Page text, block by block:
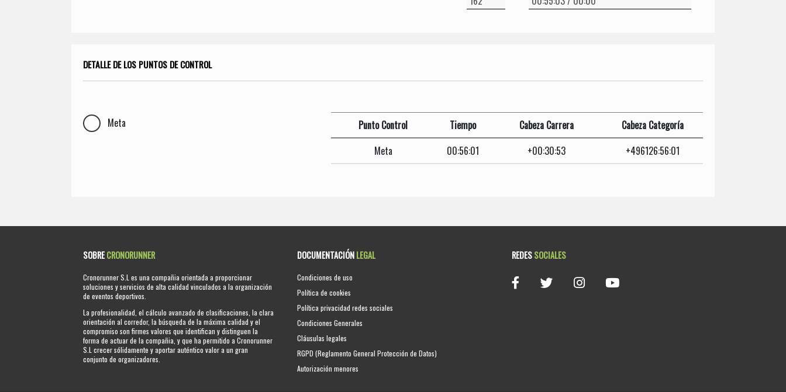
DETALLE DE LOS PUNTOS DE CONTROL
Meta Punto Control Tiempo Cabeza Carrera
Cabeza Categoría
Meta
00:56:01 +00:30:53 +496126:56:01
SOBRECRONORUNNER
Cronorunner S.L es una compañia orientada a proporcionar
soluciones y servicios de alta calidad vinculados a la organización
de eventos deportivos.
La profesionalidad, el cálculo avanzado de clasificaciones, la clara
orientación al corredor, la búsqueda de la máxima calidad y el
compromiso son firmes valores que identifican y distinguen la
forma de actuar de la compañia, y que ha permitido a Cronorunner
S.L crecer sólidamente y aportar auténtico valor a un gran
conjunto de organizadores.
DOCUMENTACIÓNLEGAL
Condiciones de uso
Política de cookies
Política privacidad redes sociales
Condiciones Generales
Cláusulas legales
RGPD (Reglamento General Protección de Datos)
Autorización menores
REDESSOCIALES